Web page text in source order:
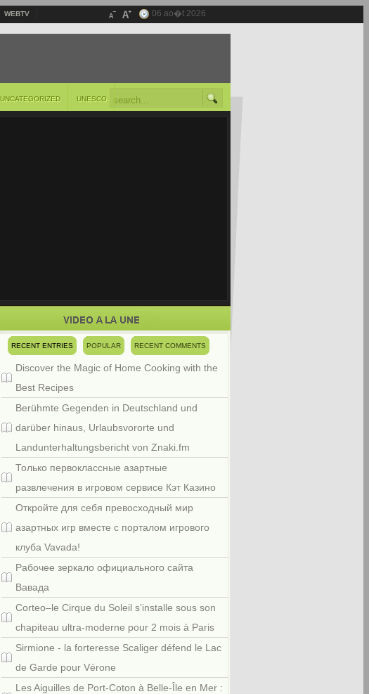
WEBTV 06 ao�t 2026
UNCATEGORIZED UNESCO
RECENT ENTRIES POPULAR RECENT COMMENTS
Discover the Magic of Home Cooking with the
Best Recipes
Berühmte Gegenden in Deutschland und
darüber hinaus, Urlaubsvororte und
Landunterhaltungsbericht von Znaki.fm
Только первоклассные азартные
развлечения в игровом сервисе Кэт Казино
Откройте для себя превосходный мир
азартных игр вместе с порталом игрового
клуба Vavada!
Рабочее зеркало официального сайта
Вавада
Corteo–le Cirque du Soleil s’installe sous son
chapiteau ultra-moderne pour 2 mois à Paris
Sirmione - la forteresse Scaliger défend le Lac
de Garde pour Vérone
Les Aiguilles de Port-Coton à Belle-Île en Mer :